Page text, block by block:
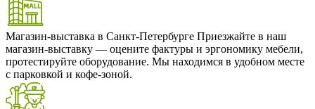
Магазин-выставка в Санкт-Петербурге Приезжайте в наш
магазин-выставку — оцените фактуры и эргономику мебели,
протестируйте оборудование. Мы находимся в удобном месте
с парковкой и кофе-зоной.